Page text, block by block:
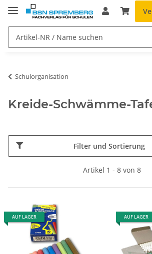
Schulorganisation
Kreide-Schwämme-
Filter und Sortierung
Artikel 1 - 8 von 8
AUF LAGER AUF LAGER